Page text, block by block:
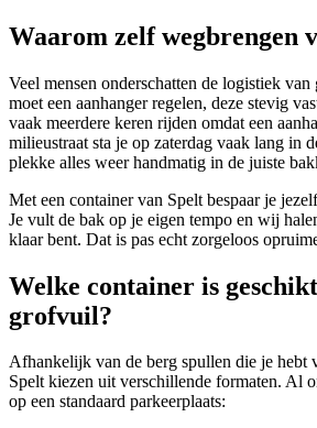
Waarom zelf wegbrengen
Veel mensen onderschatten de logistiek
moet een aanhanger regelen, deze stevig
vaak meerdere keren rijden omdat een
milieustraat sta je op zaterdag vaak lang in
plekke alles weer handmatig in de juiste
Met een container van Spelt bespaar je
Je vult de bak op je eigen tempo en wij
klaar bent. Dat is pas echt zorgeloos
Welke container is
grofvuil?
Afhankelijk van de berg spullen die je hebt
Spelt kiezen uit verschillende formaten. Al
op een standaard parkeerplaats: